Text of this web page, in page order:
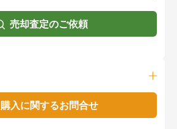
売却査定のご依頼
購入に関するお問合せ